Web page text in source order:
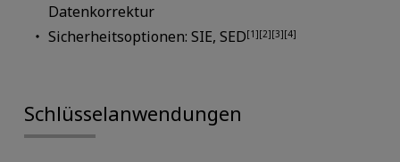
Datenkorrektur
Sicherheitsoptionen: SIE, SED[1][2][3][4]
Schlüsselanwendungen